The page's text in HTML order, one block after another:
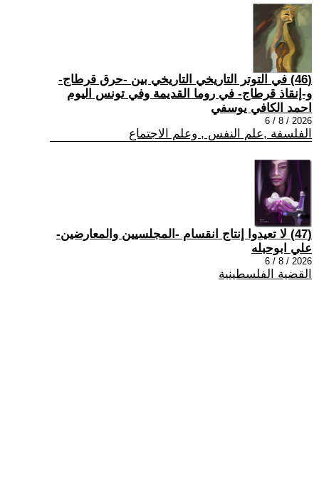
(46) في التوتر التاريخي التاريخي بين -حرق قرطاج-
و-إنقاذ قرطاج- في روما القديمة وفي تونس اليوم
احمد الكافي يوسفي
2026 / 8 / 6
الفلسفة ,علم النفس , وعلم الاجتماع
(47) لا تعيدوا إنتاج انقسام -المجلسيين والمعارضين-
علي ابوحبله
2026 / 8 / 6
القضية الفلسطينية